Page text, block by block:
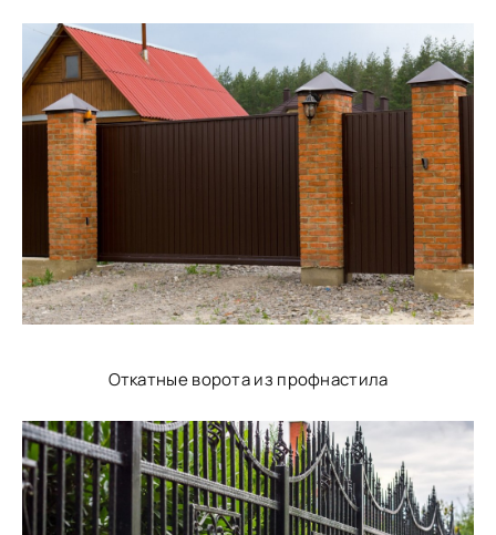
Откатные ворота из профнастила